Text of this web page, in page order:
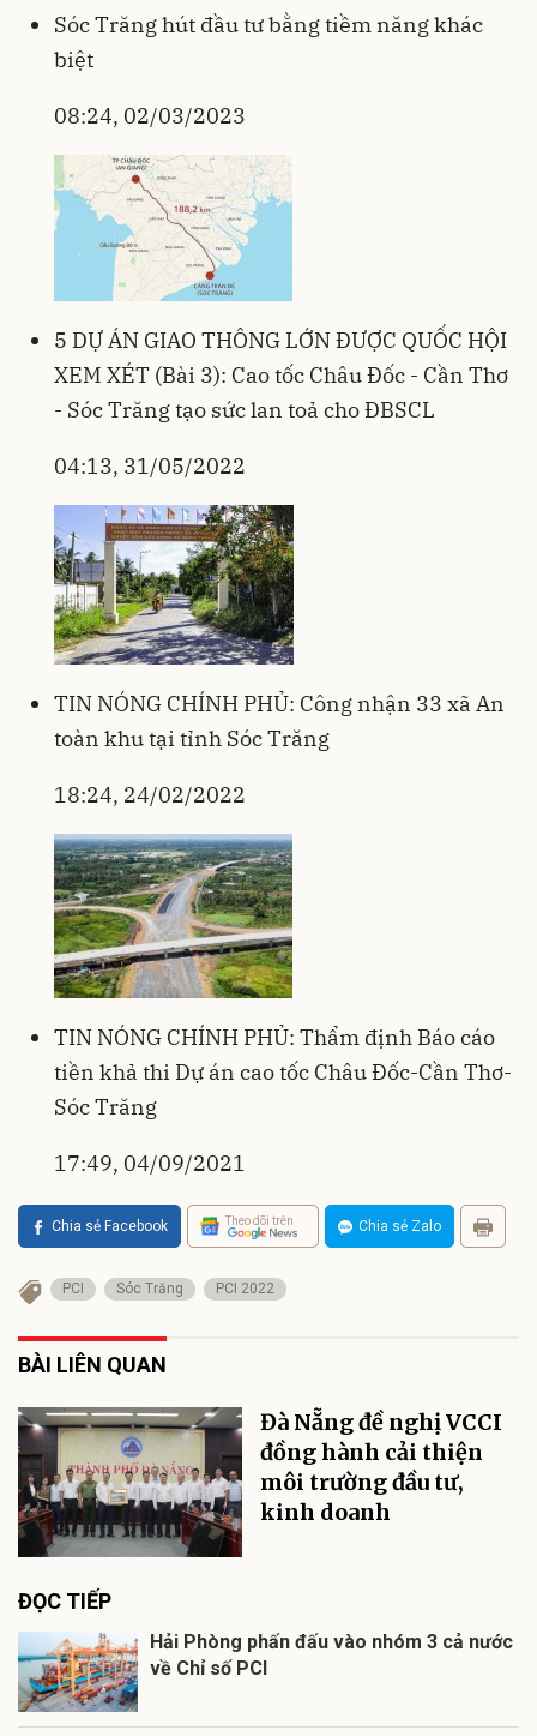
Sóc Trăng hút đầu tư bằng tiềm năng khác
biệt
08:24, 02/03/2023
5 DỰ ÁN GIAO THÔNG LỚN ĐƯỢC QUỐC HỘI
XEM XÉT (Bài 3): Cao tốc Châu Đốc - Cần Thơ
- Sóc Trăng tạo sức lan toả cho ĐBSCL
04:13, 31/05/2022
TIN NÓNG CHÍNH PHỦ: Công nhận 33 xã An
toàn khu tại tỉnh Sóc Trăng
18:24, 24/02/2022
TIN NÓNG CHÍNH PHỦ: Thẩm định Báo cáo
tiền khả thi Dự án cao tốc Châu Đốc-Cần Thơ-
Sóc Trăng
17:49, 04/09/2021
Chia sẻ Facebook Theo dõi trên Chia sẻ Zalo
PCI Sóc Trăng PCI 2022
BÀI LIÊN QUAN
Đà Nẵng đề nghị VCCI
đồng hành cải thiện
môi trường đầu tư,
kinh doanh
ĐỌC TIẾP
Hải Phòng phấn đấu vào nhóm 3 cả nước
về Chỉ số PCI